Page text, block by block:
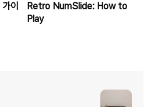
이
Retro NumSlide: How to
Play